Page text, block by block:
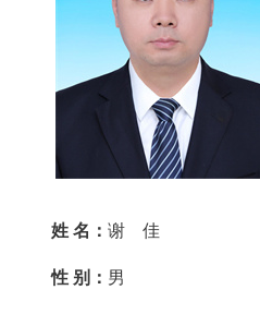
姓 名 ： 谢 佳
性 别 ： 男